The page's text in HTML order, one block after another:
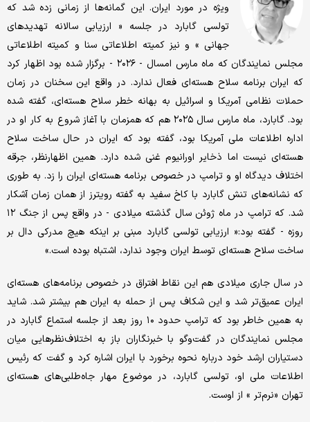
ویژه در مورد ایران. این گمانه‌ها از زمانی زده شد که
تولسی گابارد در جلسه « ارزیابی سالانه تهدیدهای
جهانی » و نیز کمیته اطلاعاتی سنا و کمیته اطلاعاتی
مجلس نمایندگان که ماه مارس امسال - ۲۰۲۶ - برگزار شده بود اظهار کرد
که ایران برنامه سلاح هسته‌ای فعال ندارد. در واقع این سخنان در زمان
حملات نظامی آمریکا و اسرائیل به بهانه خطر سلاح هسته‌ای، گفته شده
بود. گابارد، ماه مارس سال ۲۰۲۵ هم که همزمان با آغاز شروع به کار او در
اداره اطلاعات ملی آمریکا بود، گفته بود که ایران در حال ساخت سلاح
هسته‌ای نیست اما ذخایر اورانیوم غنی شده دارد. همین اظهارنظر، جرقه
اختلاف دیدگاه او و ترامپ در خصوص برنامه هسته‌ای ایران را زد. به طوری
که نشانه‌های تنش گابارد با کاخ سفید به گفته رویترز از همان زمان آشکار
شد. که ترامپ در ماه ژوئن سال گذشته میلادی - در واقع پس از جنگ ۱۲
روزه - گفته بود:« ارزیابی تولسی گابارد مبنی بر اینکه هیچ مدرکی دال بر
ساخت سلاح هسته‌ای توسط ایران وجود ندارد، اشتباه بوده است.»
در سال جاری میلادی هم این نقاط افتراق در خصوص برنامه‌های هسته‌ای
ایران عمیق‌تر شد و این شکاف پس از حمله به ایران هم بیشتر شد. شاید
به همین خاطر بود که ترامپ حدود ۱۰ روز بعد از جلسه استماع گابارد در
مجلس نمایندگان در گفت‌وگو با خبرنگاران باز به اختلاف‌نظرهایی میان
دستیاران ارشد خود درباره نحوه برخورد با ایران اشاره کرد و گفت که رئیس
اطلاعات ملی او، تولسی گابارد، در موضوع مهار جاه‌طلبی‌های هسته‌ای
تهران «نرم‌تر » از اوست.